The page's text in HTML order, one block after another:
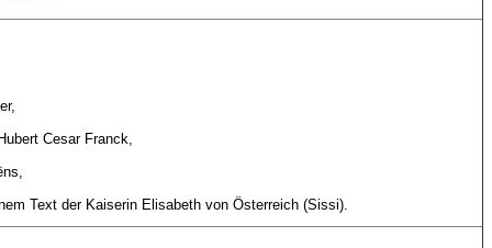
Cesar Franck,
Text der Kaiserin Elisabeth von Österreich (Sissi).